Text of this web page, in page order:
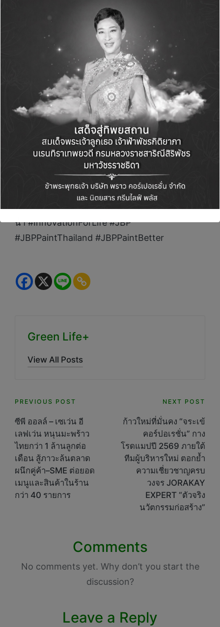
ผลิตภัณฑ์สีน้ำรุ่นใหม่อย่างต่อเนื่อง
ใช้งานที่หลากหลายมากขึ้น รวมถึงผลิตภัณฑ์ที่
สามารถใช้ทดแทนสีน้ำมันและสีอุตสาหกรรม
ตอบโจทย์แนวโน้มของตลาดที่มุ่งสู่เทคโนโลยีสีที่
เป็นมิตรต่อสิ่งแวดล้อมมากขึ้น
บริษัทระบุว่า การพัฒนานวัตกรรมสีภายใต้แนวคิด
Green Transitionจะเป็นหนึ่งในกลยุทธ์สำคัญ
ของ JBP ในการยกระดับมาตรฐานผลิตภัณฑ์สี
ของประเทศไทยให้สอดคล้องกับทิศทางการ
ก่อสร้างยุคใหม่ และตอบโจทย์ความต้องการด้าน
สิ่งแวดล้อมในระดับสากล
#JBPGreenTransition #สีรักษ์โลก #ตรึงราคาสี
น้ำ #InnovationForLife #JBP
#JBPPaintThailand #JBPPaintBetter
Green Life+
View All Posts
Post
navigation
PREVIOUS POST
ซีพี ออลล์ – เซเว่น อี
เลฟเว่น หนุนมะพร้าว
ไทยกว่า 1 ล้านลูกต่อ
เดือน สู้ภาวะล้นตลาด
ผนึกคู่ค้า–SME ต่อยอด
เมนูและสินค้าในร้าน
กว่า 40 รายการ
NEXT POST
ก้าวใหม่ที่มั่นคง “จระเข้
คอร์ปอเรชั่น” กาง
โรดแมปปี 2569 ภายใต้
ทีมผู้บริหารใหม่ ตอกย้ำ
ความเชี่ยวชาญครบ
วงจร JORAKAY
EXPERT “ตัวจริง
นวัตกรรมก่อสร้าง”
Comments
No comments yet. Why don’t you start the
discussion?
Leave a Reply